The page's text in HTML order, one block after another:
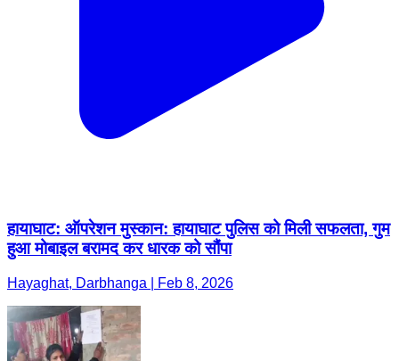
हायाघाट: ऑपरेशन मुस्कान: हायाघाट पुलिस को मिली सफलता, गुम
हुआ मोबाइल बरामद कर धारक को सौंपा
Hayaghat, Darbhanga | Feb 8, 2026